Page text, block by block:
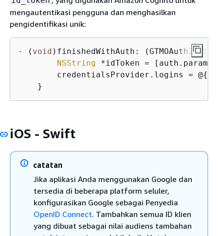
mengautentikasi pengguna dan menghasilkan
pengidentifikasi unik:
- ( void )finishedWithAuth:
NSString *idToken =
        credentialsProvider.logins = @
{
iOS - Swift
catatan
Jika aplikasi Anda menggunakan Google dan
tersedia di beberapa platform seluler,
konfigurasikan Google sebagai Penyedia
OpenID Connect. Tambahkan semua ID klien
yang dibuat sebagai nilai audiens tambahan